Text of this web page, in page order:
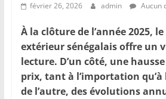
février 26, 2026 admin Aucun
À la clôture de l’année 2025,
extérieur sénégalais offre un
lecture. D’un côté, une
prix, tant à l’importation
de l’autre, des évolutions